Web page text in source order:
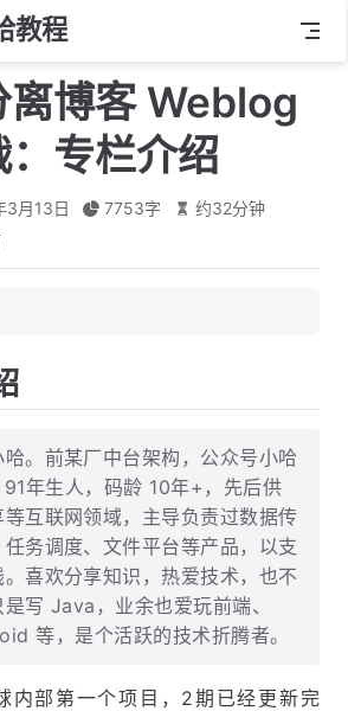
教程
离博客 Weblog
专栏介绍
3月13日 7753字 约32分钟
。前某厂中台架构，公众号小哈
年生人，码龄 10年+，先后供
互联网领域，主导负责过数据传
务调度、文件平台等产品，以支
喜欢分享知识，热爱技术，也不
写 Java，业余也爱玩前端、
等，是个活跃的技术折腾者。
内部第一个项目，2期已经更新完